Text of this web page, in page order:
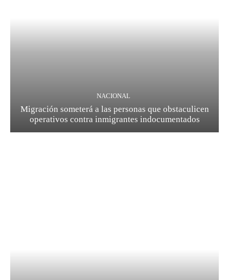
NACIONAL
Migración someterá a las personas que obstaculicen
operativos contra inmigrantes indocumentados